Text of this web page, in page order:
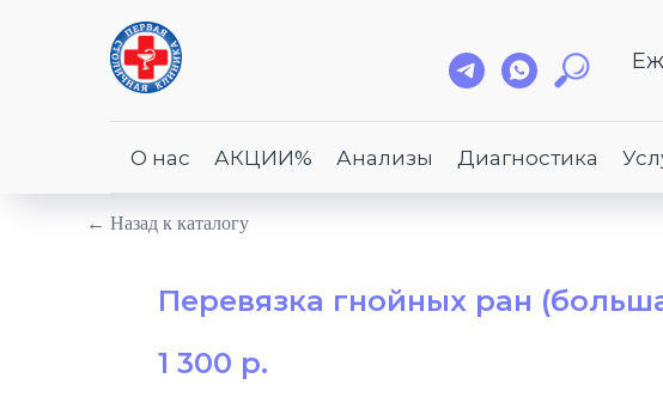
О нас АКЦИИ% Анализы Диагностика
← Назад к каталогу
Перевязка гнойных ран
1 300 р.